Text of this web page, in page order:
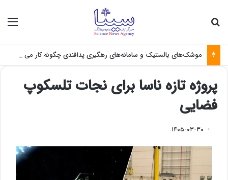
موشک‌های بالستیک و سامانه‌های رهگیری پدافندی چگونه کار می کنند؟
پروژه تازه ناسا برای نجات تلسکوپ
فضایی
۱۴۰۵-۰۳-۳۰